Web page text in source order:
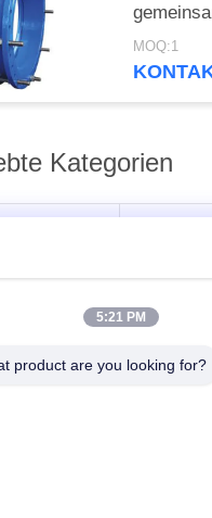
abbaut,
MOQ:1
Kategorien
des
5:21 PM
product are you looking for?